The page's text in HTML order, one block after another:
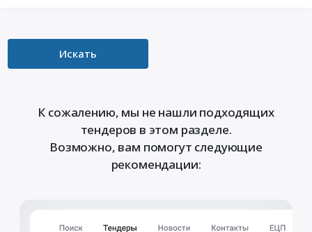
Искать
К сожалению, мы не нашли подходящих
тендеров в этом разделе.
Возможно, вам помогут следующие
рекомендации: